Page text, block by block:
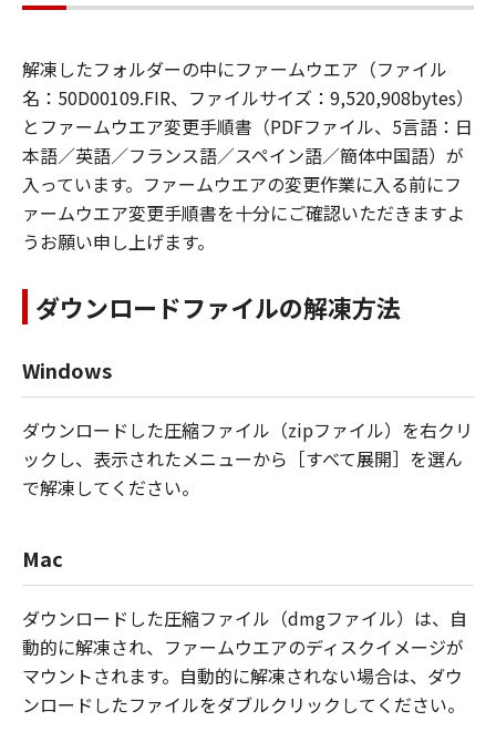
解凍したフォルダーの中にファームウエア（ファイル
名：50D00109.FIR、ファイルサイズ：9,520,908bytes）
とファームウエア変更手順書（PDFファイル、5言語：日
本語／英語／フランス語／スペイン語／簡体中国語）が
入っています。ファームウエアの変更作業に入る前にフ
ァームウエア変更手順書を十分にご確認いただきますよ
うお願い申し上げます。
ダウンロードファイルの解凍方法
Windows
ダウンロードした圧縮ファイル（zipファイル）を右クリ
ックし、表示されたメニューから［すべて展開］を選ん
で解凍してください。
Mac
ダウンロードした圧縮ファイル（dmgファイル）は、自
動的に解凍され、ファームウエアのディスクイメージが
マウントされます。自動的に解凍されない場合は、ダウ
ンロードしたファイルをダブルクリックしてください。